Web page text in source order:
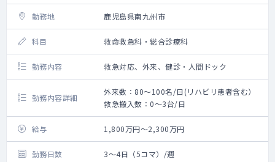
勤務地 鹿児島県南九州市
科目 救命救急科・総合診療科
勤務内容 救急対応、外来、健診・人間ドック
勤務内容詳細
外来数：80～100名/日(リハビリ患者含む）
救急搬入数：0～3台/日
給与 1,800万円～2,300万円
勤務日数 3～4日（5コマ）/週